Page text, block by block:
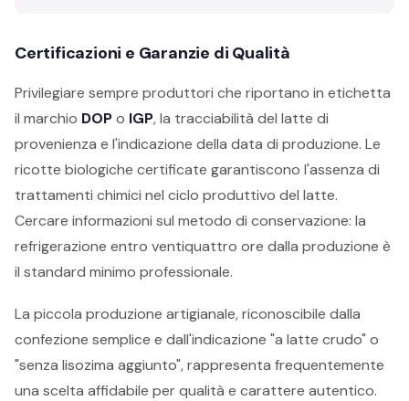
Certificazioni e Garanzie di Qualità
Privilegiare sempre produttori che riportano in etichetta
il marchio DOPo IGP, la tracciabilità del latte di
provenienza e l'indicazione della data di produzione. Le
ricotte biologiche certificate garantiscono l'assenza di
trattamenti chimici nel ciclo produttivo del latte.
Cercare informazioni sul metodo di conservazione: la
refrigerazione entro ventiquattro ore dalla produzione è
il standard minimo professionale.
La piccola produzione artigianale, riconoscibile dalla
confezione semplice e dall'indicazione "a latte crudo" o
"senza lisozima aggiunto", rappresenta frequentemente
una scelta affidabile per qualità e carattere autentico.